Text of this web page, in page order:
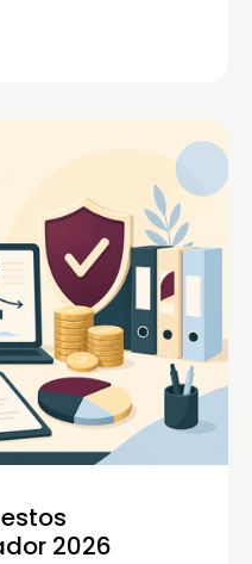
2026